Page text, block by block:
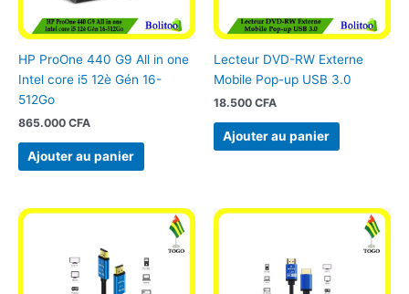
HP ProOne 440 G9 All in one
Intel core i5 12è Gén 16-
512Go
865.000 CFA
Ajouter au panier
Lecteur DVD-RW Externe
Mobile Pop-up USB 3.0
18.500 CFA
Ajouter au panier